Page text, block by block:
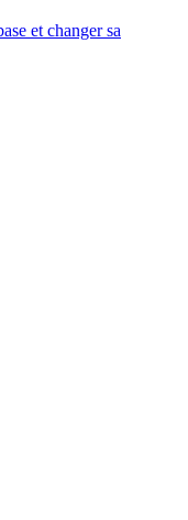
et changer sa